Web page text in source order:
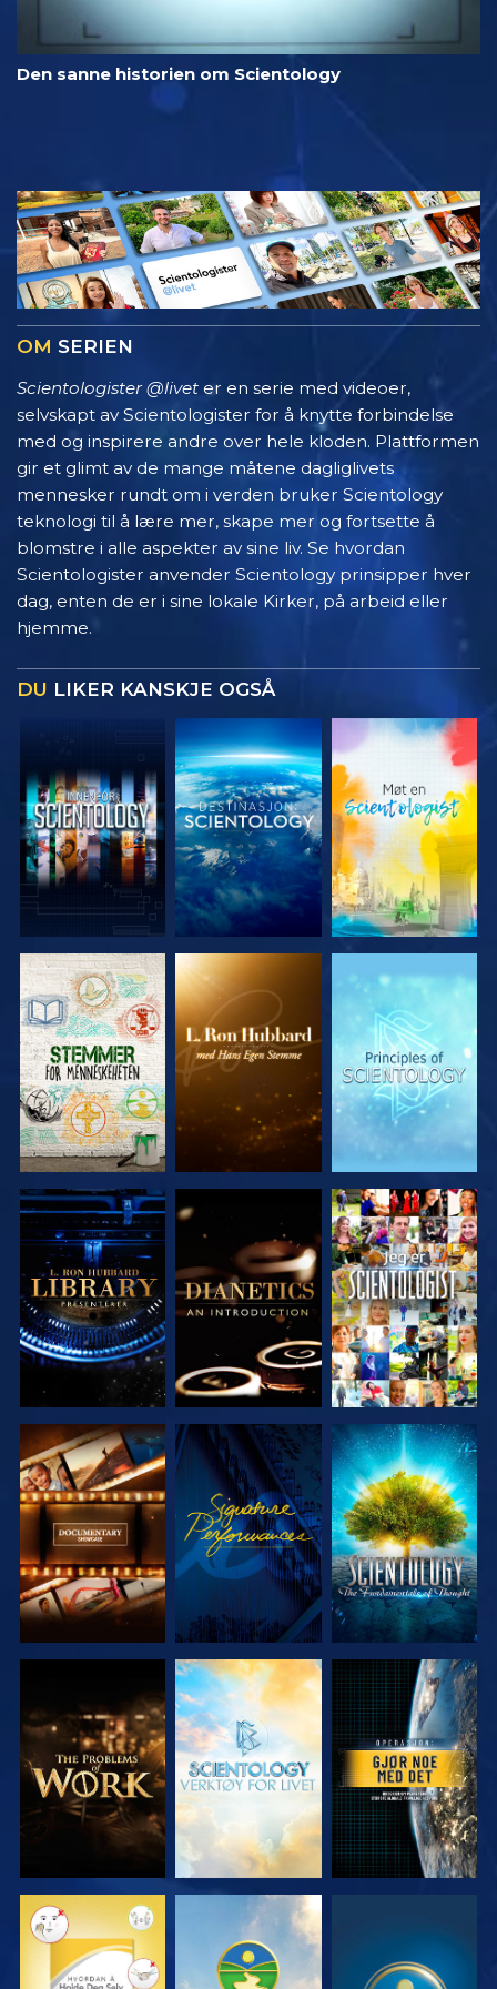
Den sanne historien om Scientology
OM SERIEN
Scientologister @livet er en serie med videoer,
selvskapt av Scientologister for å knytte forbindelse
med og inspirere andre over hele kloden. Plattformen
gir et glimt av de mange måtene dagliglivets
mennesker rundt om i verden bruker Scientology
teknologi til å lære mer, skape mer og fortsette å
blomstre i alle aspekter av sine liv. Se hvordan
Scientologister anvender Scientology prinsipper hver
dag, enten de er i sine lokale Kirker, på arbeid eller
hjemme.
DU LIKER KANSKJE OGSÅ
UTFORSK
SERIEN
UTFORSK
SERIEN
UTFORSK
SERIEN
UTFORSK
SERIEN
UTFORSK
SERIEN
SE
UTFORSK
SERIEN
SE
UTFORSK
SERIEN
UTFORSK
SERIEN
UTFORSK
SERIEN
SE
SE SE SE